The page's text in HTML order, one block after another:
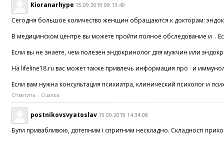
Kioranarhype 15.09.2019 09:13:40
Сегодня большое количество женщин обращаются к докторам:
В медицинском центре вы можете пройти полное обследование и .
Если вы не знаете, чем полезен эндокринолог для мужчин или
На lifeline18.ru вас может также привлечь информация про и
Если вам нужна консультация психиатра, клинический психолог и
Ответить Ссылка
postnikovsvyatoslav 15.09.2019 14:34:08
Бути привабливою, дотепним і спритним нескладно. Складності